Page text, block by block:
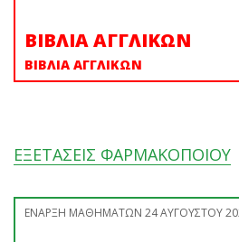
ΒΙΒΛΙΑ ΑΓΓΛΙΚΩΝ
ΒΙΒΛΙΑ ΑΓΓΛΙΚΩΝ
ΕΞΕΤΑΣΕΙΣ ΦΑΡΜΑΚΟΠΟΙΟΥ
ΕΝΑΡΞΗ ΜΑΘΗΜΑΤΩΝ 24 ΑΥΓΟΥΣΤΟΥ